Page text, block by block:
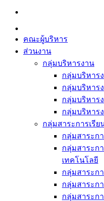
Skip
content
คณะผู้บริหาร
ส่วนงาน
กลุ่มบริหารงาน
กลุ่มบริหาร
กลุ่มบริหาร
กลุ่มบริหาร
กลุ่มบริหาร
กลุ่มสาระการเรีย
กลุ่มสาระก
กลุ่มสาระก
เทคโนโลยี
กลุ่มสาระก
กลุ่มสาระก
กลุ่มสาระก